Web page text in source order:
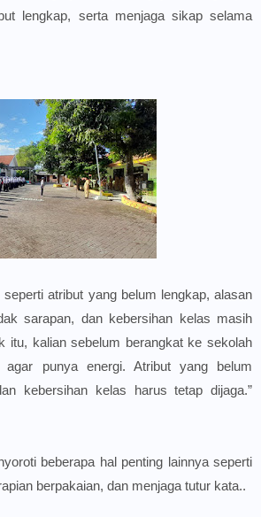
lengkap, serta menjaga sikap selama
seperti atribut yang belum lengkap, alasan
sarapan, dan kebersihan kelas masih
itu, kalian sebelum berangkat ke sekolah
agar punya energi. Atribut yang belum
kebersihan kelas harus tetap dijaga.”
beberapa hal penting lainnya seperti
berpakaian, dan menjaga tutur kata..